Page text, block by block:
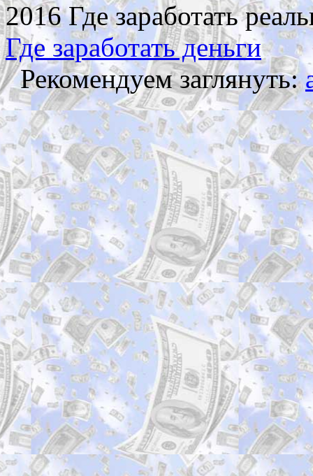
2016 Где заработать
Где заработать деньги
Рекомендуем заглянуть: